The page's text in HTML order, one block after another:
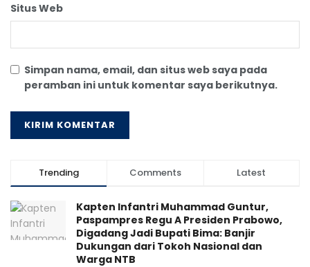
Situs Web
Simpan nama, email, dan situs web saya pada
peramban ini untuk komentar saya berikutnya.
Trending Comments Latest
Kapten Infantri Muhammad Guntur,
Paspampres Regu A Presiden Prabowo,
Digadang Jadi Bupati Bima: Banjir
Dukungan dari Tokoh Nasional dan
Warga NTB